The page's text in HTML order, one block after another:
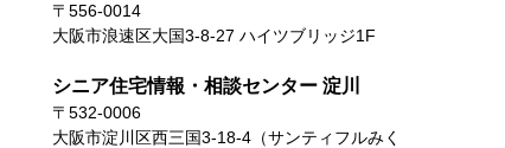
〒556-0014
大阪市浪速区大国3-8-27 ハイツブリッジ1F
シニア住宅情報・相談センター 淀川
〒532-0006
大阪市淀川区西三国3-18-4（サンティフルみく